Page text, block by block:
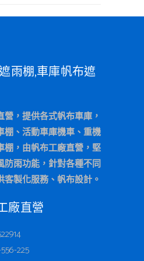
雨棚,車庫帆布遮
，提供各式帆布車庫，
棚、活動車庫機車、重機
棚，由帆布工廠直營，堅
防雨功能，針對各種不同
製化服務、帆布設計。
廠直營
225